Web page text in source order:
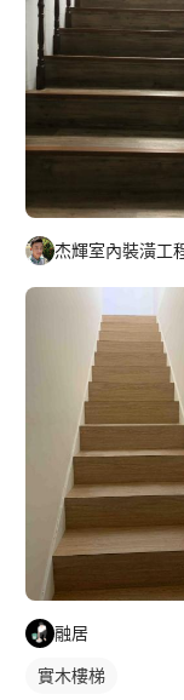
早上9點半 到晚上9點
融居
實木樓梯